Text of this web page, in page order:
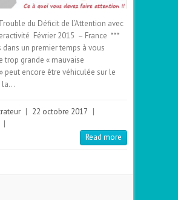
du Déficit de l’Attention avec
Février 2015 – France ***
dans un premier temps à vous
trop grande « mauvaise
peut encore être véhiculée sur le
la…
22 octobre 2017
Read more